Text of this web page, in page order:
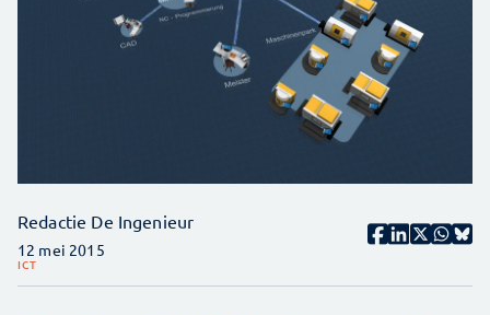
Redactie De Ingenieur
12 mei 2015
ICT